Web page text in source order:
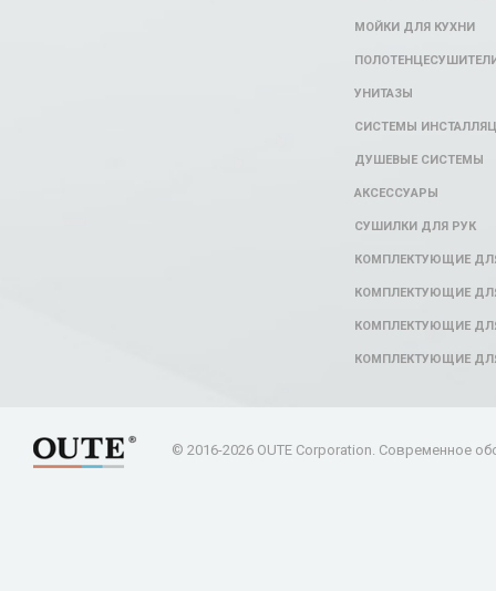
МОЙКИ ДЛЯ КУХНИ
УНИТАЗЫ
СИСТЕМЫ
ДУШЕВЫЕ СИСТЕМЫ
АКСЕССУАРЫ
СУШИЛКИ ДЛЯ РУК
КОМПЛЕКТУЮЩИЕ
КОМПЛЕКТУЮЩИЕ
КОМПЛЕКТУЮЩИЕ
КОМПЛЕКТУЮЩИЕ
© 2016-2026 OUTE Corporation. Современное